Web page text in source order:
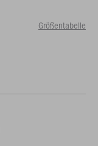
Größentabelle